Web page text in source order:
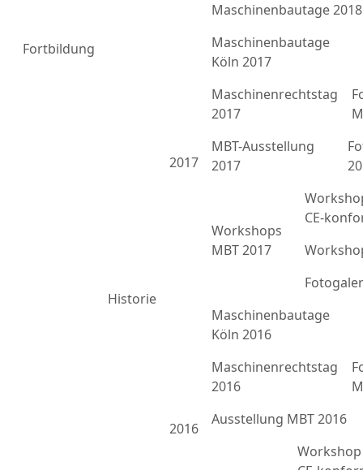
Fortbildung
Historie
Maschinenbautage 2018
2017
Maschinenbautage
Köln 2017
Maschinenrechtstag
2017
MBT-Ausstellung
2017
Workshops
MBT 2017
CE-
2016
Maschinenbautage
Köln 2016
Maschinenrechtstag
2016
Ausstellung MBT 2016